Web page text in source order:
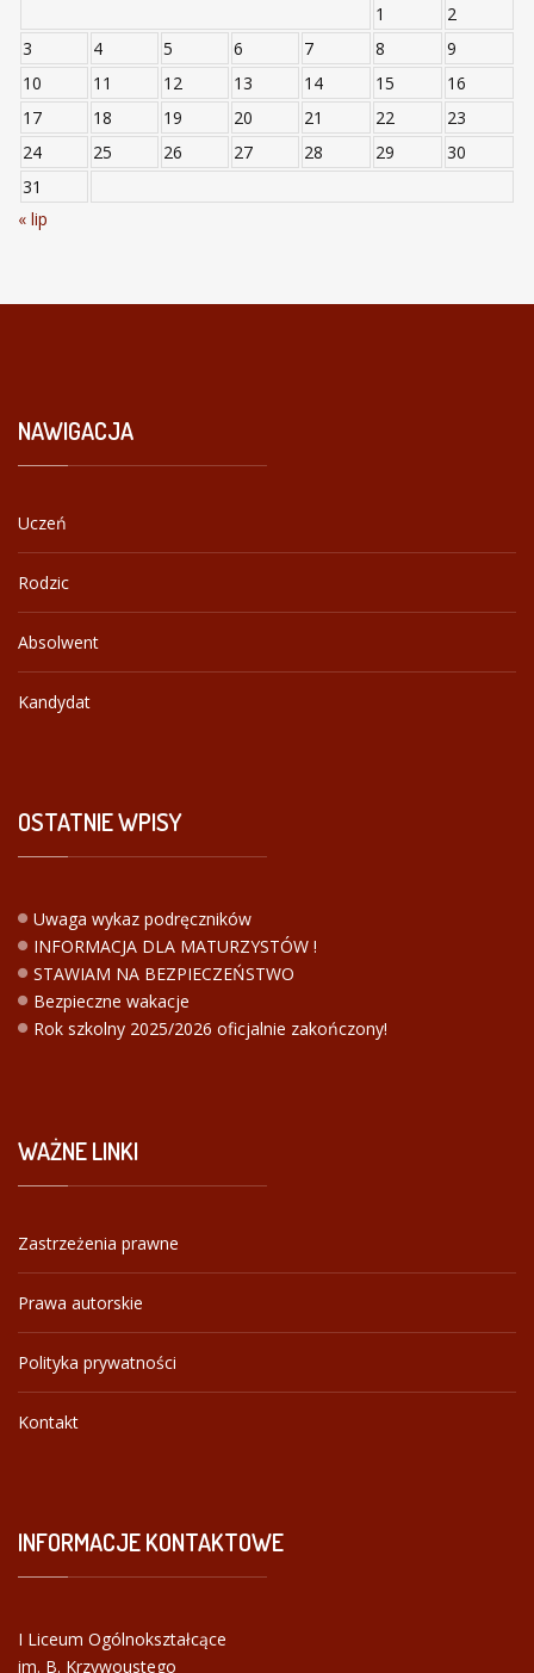
1
2
3
4 5 6 7 8
9
10
11 12 13 14 15
16
17
18 19 20 21 22
23
24
25 26 27 28 29
30
31
« lip
NAWIGACJA
Uczeń
Rodzic
Absolwent
Kandydat
OSTATNIEWPISY
Uwaga wykaz podręczników
INFORMACJA DLA MATURZYSTÓW !
STAWIAM NA BEZPIECZEŃSTWO
Bezpieczne wakacje
Rok szkolny 2025/2026 oficjalnie zakończony!
WAŻNELINKI
Zastrzeżenia prawne
Prawa autorskie
Polityka prywatności
Kontakt
INFORMACJEKONTAKTOWE
I Liceum Ogólnokształcące
im. B. Krzywoustego